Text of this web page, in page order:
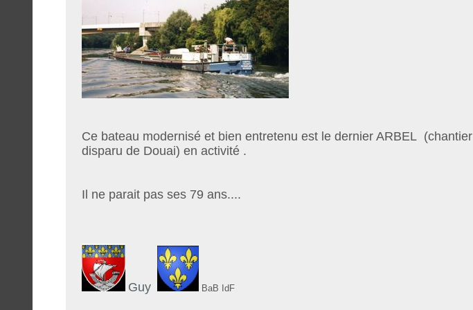
Ce bateau modernisé et bien entretenu est le dernier ARBEL (chantier
disparu de Douai) en activité .
Il ne parait pas ses 79 ans....
Guy BaB IdF